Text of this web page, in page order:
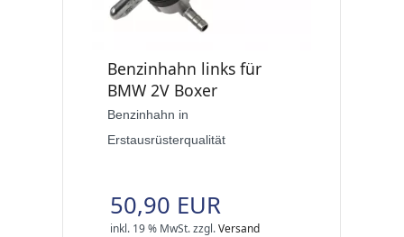
Benzinhahn links für
BMW 2V Boxer
Benzinhahn in
Erstausrüsterqualität
50,90 EUR
inkl. 19 % MwSt.zzgl.Versand